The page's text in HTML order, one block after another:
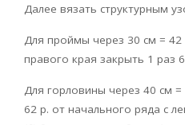
Далее вязать структурным
Для проймы через 30 см = 42
правого края закрыть 1 раз
Для горловины через 40 см
62 р. от начального ряда с